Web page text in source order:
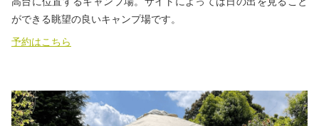
ができる眺望の良いキャンプ場です。
予約はこちら